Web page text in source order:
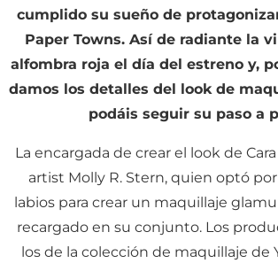
cumplido su sueño de
Paper Towns. Así de radiante la
alfombra roja el día del estreno y,
damos los detalles del look de
podáis seguir su paso a
La encargada de crear el look de
artist Molly R. Stern, quien optó
labios para crear un maquillaje
recargado en su conjunto. Los
los de la colección de maquillaje de